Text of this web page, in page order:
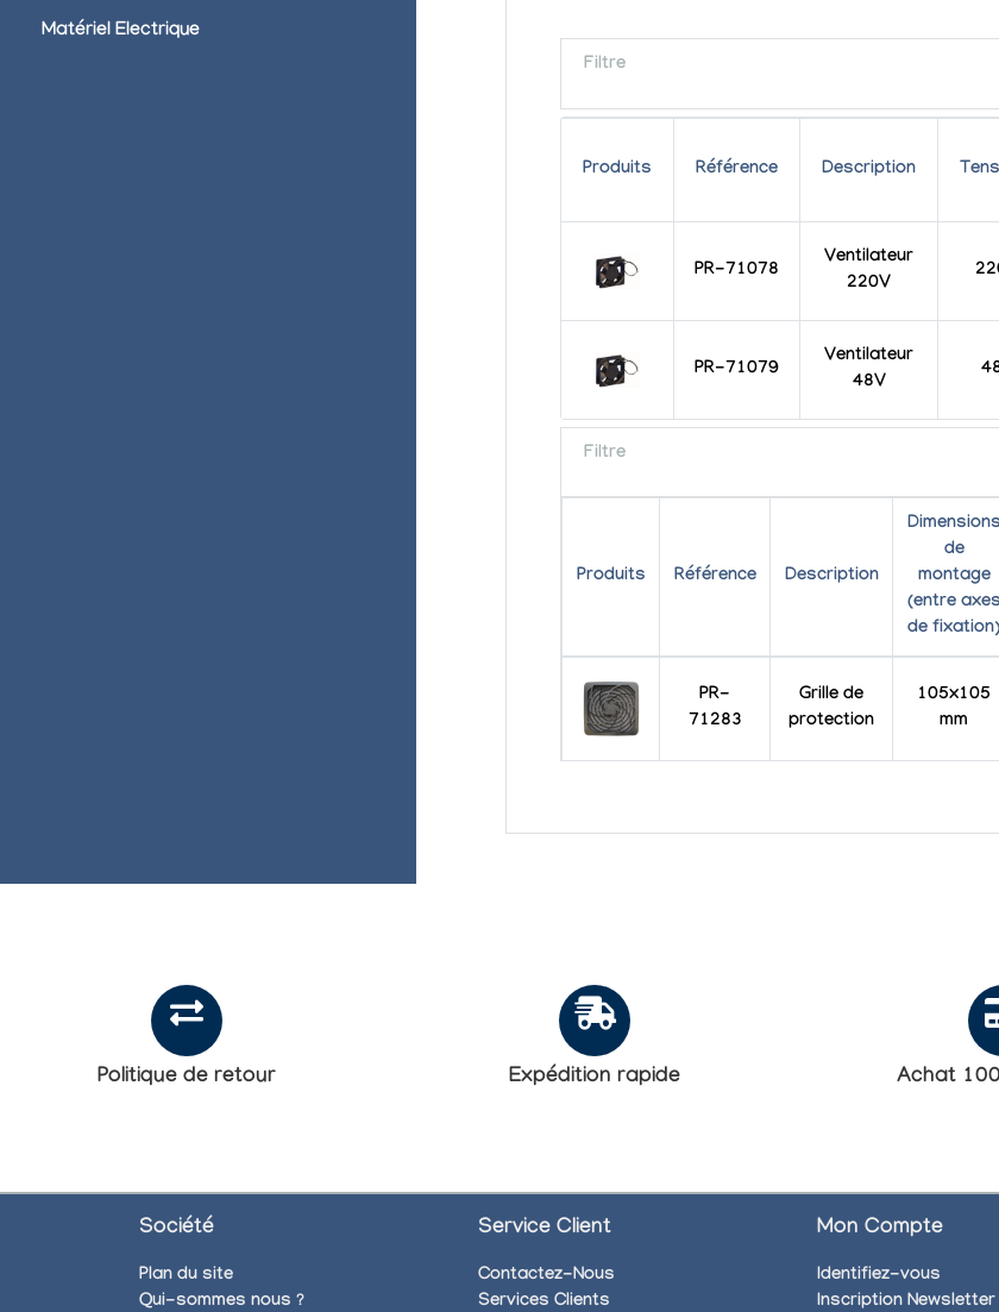
Matériel Electrique
Filtre
Produits Référence Description
PR-71078
Ventilateur
220V
PR-71079
Ventilateur
48V
Filtre
Produits Référence Description
Dimensions
de
montage
(entre axes
de fixation)
PR-
71283
Grille de
protection
105x105
mm
Politique de retour Expédition rapide Achat
Société
Plan du site
Qui-sommes nous ?
Service Client
Contactez-Nous
Services Clients
Mon Compte
Identifiez-vous
Inscription Newsletter